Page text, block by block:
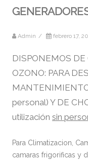
Admin / febrero 17,
DISPONEMOS DE
OZONO: PARA
personal) Y DE
utilización sin
Para Climatizacion,
camaras frigorificas y